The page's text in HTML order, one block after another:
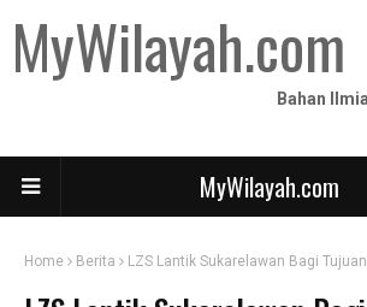
MyWilayah.com
Bahan
MyWilayah.com
Home Berita LZS Lantik Sukarelawan Bagi